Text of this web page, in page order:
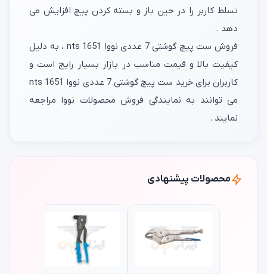
تسلط کاربر را در حین باز و بسته کردن پیچ افزایش می
دهد .
فروش ست پیچ گوشتی 7 عددی نووا nts 1651 ، به دلیل
کیفیت بالا و قیمت مناسب در بازار بسیار رایج است و
کاربران برای خرید ست پیچ گوشتی 7 عددی نووا nts 1651
می توانند به نمایندگی فروش محصولات نووا مراجعه
نمایند .
محصولات پیشنهادی